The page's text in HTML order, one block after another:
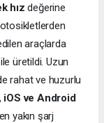
hız değerine
araçlarda
ile üretildi. Uzun
rahat ve huzurlu
iOS ve Android
yakın şarj